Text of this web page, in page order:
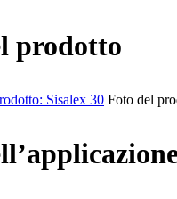
prodotto
Sisalex 30 Foto del